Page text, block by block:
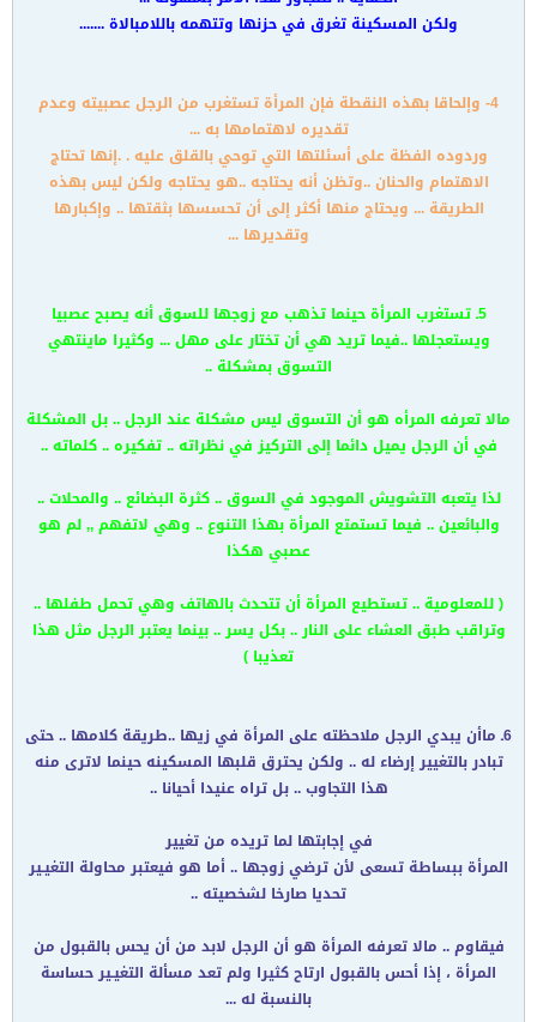
ولكن المسكينة تغرق في حزنها وتتهمه باللامبالاة .......
4- وإلحاقا بهذه النقطة فإن المرأة تستغرب من الرجل عصبيته وعدم
تقديره لاهتمامها به ...
وردوده الفظة على أسئلتها التي توحي بالقلق عليه . .إنها تحتاج
الاهتمام والحنان ..وتظن أنه يحتاجه ..هو يحتاجه ولكن ليس بهذه
الطريقة ... ويحتاج منها أكثر إلى أن تحسسها بثقتها .. وإكبارها
وتقديرها ...
5ـ تستغرب المرأة حينما تذهب مع زوجها للسوق أنه يصبح عصبيا
ويستعجلها ..فيما تريد هي أن تختار على مهل ... وكثيرا ماينتهي
التسوق بمشكلة ..
مالا تعرفه المرأه هو أن التسوق ليس مشكلة عند الرجل .. بل المشكلة
في أن الرجل يميل دائما إلى التركيز في نظراته .. تفكيره .. كلماته ..
لذا يتعبه التشويش الموجود في السوق .. كثرة البضائع .. والمحلات ..
والبائعين .. فيما تستمتع المرأة بهذا التنوع .. وهي لاتفهم ,, لم هو
عصبي هكذا
( للمعلومية .. تستطيع المرأة أن تتحدث بالهاتف وهي تحمل طفلها ..
وتراقب طبق العشاء على النار .. بكل يسر .. بينما يعتبر الرجل مثل هذا
تعذيبا )
6ـ ماأن يبدي الرجل ملاحظته على المرأة في زيها ..طريقة كلامها .. حتى
تبادر بالتغيير إرضاء له .. ولكن يحترق قلبها المسكينه حينما لاترى منه
هذا التجاوب .. بل تراه عنيدا أحيانا ..
في إجابتها لما تريده من تغيير
المرأة ببساطة تسعى لأن ترضي زوجها .. أما هو فيعتبر محاولة التغيـير
تحديا صارخا لشخصيته ..
فيقاوم .. مالا تعرفه المرأة هو أن الرجل لابد من أن يحس بالقبول من
المرأة ، إذا أحس بالقبول ارتاح كثيرا ولم تعد مسألة التغيـير حساسة
بالنسبة له ...